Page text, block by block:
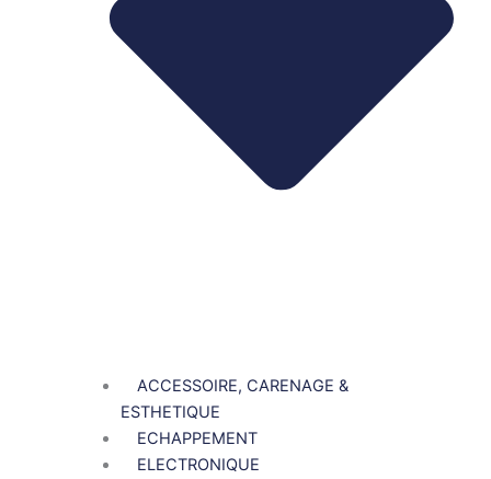
ACCESSOIRE, CARENAGE &
ESTHETIQUE
ECHAPPEMENT
ELECTRONIQUE